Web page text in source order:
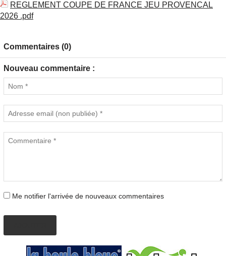
REGLEMENT COUPE DE FRANCE JEU PROVENCAL
2026 .pdf
Commentaires (0)
Nouveau commentaire :
Me notifier l'arrivée de nouveaux commentaires